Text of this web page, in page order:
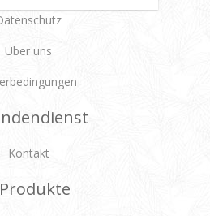
Über uns
Kontakt
Produkte